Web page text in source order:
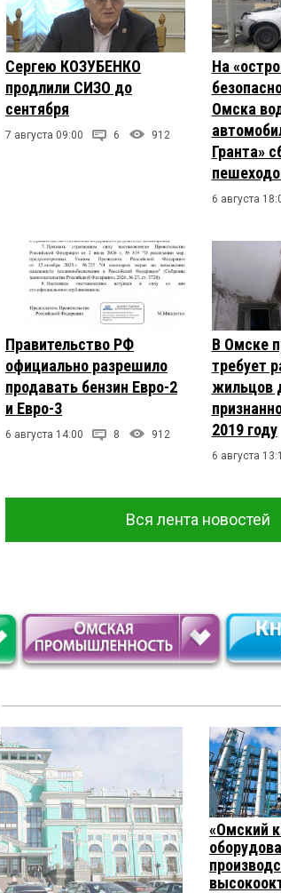
Сергею КОЗУБЕНКО
продлили СИЗО до
сентября
7 августа 09:00 6 912
На
Омска
Гранта»
6 августа
Правительство РФ
официально разрешило
продавать бензин Евро-2
и Евро-3
6 августа 14:00 8 912
В Омске
требует
жильцов
2019 году
6 августа
Вся лента новостей
«Омский